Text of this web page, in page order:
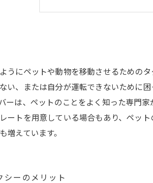
ペットタクシーの料金
うにペットや動物を移動させるための
い、または自分が運転できないために
ーは、ペットのことをよく知った専門
ートを用意している場合もあり、ペッ
増えています。
ーのメリット